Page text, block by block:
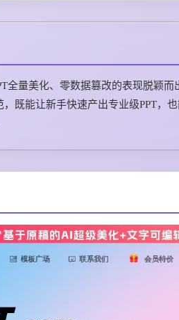
全量美化、零数据篡改的表现脱颖而
既能让新手快速产出专业级PPT，